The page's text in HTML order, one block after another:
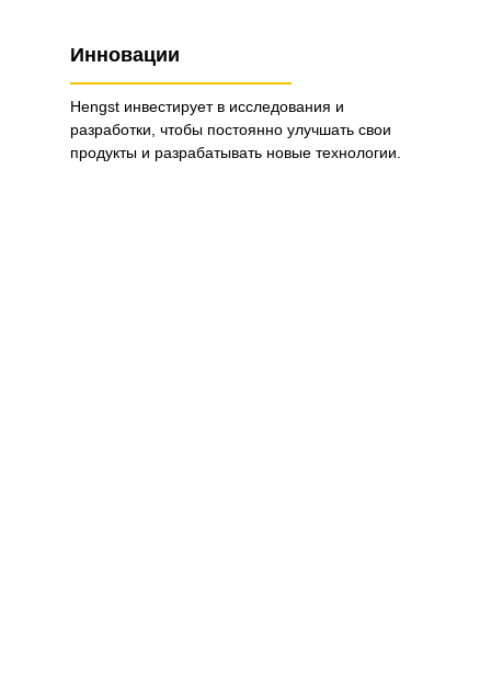
Инновации
Hengst инвестирует в исследования и
разработки, чтобы постоянно улучшать свои
продукты и разрабатывать новые технологии.